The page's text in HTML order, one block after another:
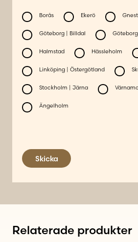
Borås Ekerö
Göteborg | Billdal
Halmstad Hässleholm
Linköping | Östergötland
Stockholm | Järna
Ängelholm
Skicka
Relaterade produkter